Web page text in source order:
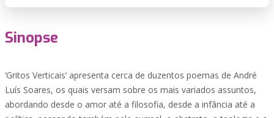
Sinopse
‘Gritos Verticais’ apresenta cerca de duzentos poemas de André
Luís Soares, os quais versam sobre os mais variados assuntos,
abordando desde o amor até a filosofia, desde a infância até a